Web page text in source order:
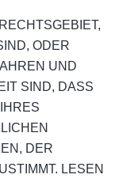
ODER
UND
SIND, DASS
DER
LESEN